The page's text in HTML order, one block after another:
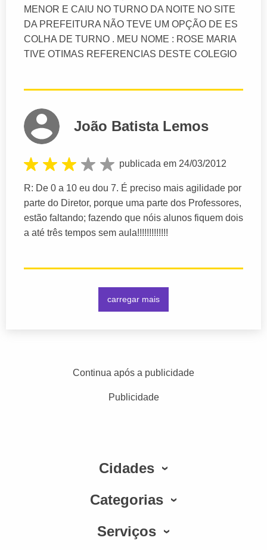
MENOR E CAIU NO TURNO DA NOITE NO SITE
DA PREFEITURA NÃO TEVE UM OPÇÃO DE ES
COLHA DE TURNO . MEU NOME : ROSE MARIA
TIVE OTIMAS REFERENCIAS DESTE COLEGIO
João Batista Lemos
publicada em 24/03/2012
R: De 0 a 10 eu dou 7. É preciso mais agilidade por
parte do Diretor, porque uma parte dos Professores,
estão faltando; fazendo que nóis alunos fiquem dois
a até três tempos sem aula!!!!!!!!!!!!!
carregar mais
Continua após a publicidade
Publicidade
Cidades
Categorias
Serviços